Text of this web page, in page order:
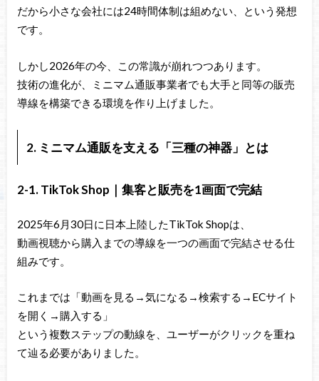
だから小さな会社には24時間体制は組めない、という発想
です。
しかし2026年の今、この常識が崩れつつあります。
技術の進化が、ミニマム通販事業者でも大手と同等の販売
導線を構築できる環境を作り上げました。
2. ミニマム通販を支える「三種の神器」とは
2-1. TikTok Shop｜集客と販売を1画面で完結
2025年6月30日に日本上陸したTikTok Shopは、
動画視聴から購入までの導線を一つの画面で完結させる仕
組みです。
これまでは「動画を見る→気になる→検索する→ECサイト
を開く→購入する」
という複数ステップの動線を、ユーザーがクリックを重ね
て辿る必要がありました。